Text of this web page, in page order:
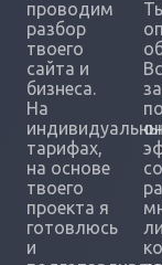
проводим
разбор
твоего
сайта и
бизнеса.
На
тарифах,
на основе
твоего
проекта я
готовлюсь
и